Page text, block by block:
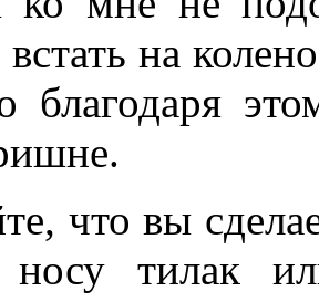
встать на
благодаря
что вы
тилак